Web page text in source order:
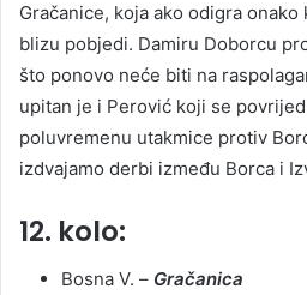
Gračanice, koja ako odigra
blizu pobjedi. Damiru Doborcu
što ponovo neće biti na
upitan je i Perović koji se
poluvremenu utakmice protiv
izdvajamo derbi između Borca i
12. kolo:
Bosna V. – Gračanica